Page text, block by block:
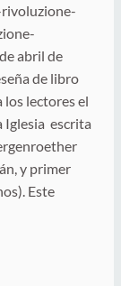
abril de
de libro
los lectores el
Iglesia escrita
y primer
Este